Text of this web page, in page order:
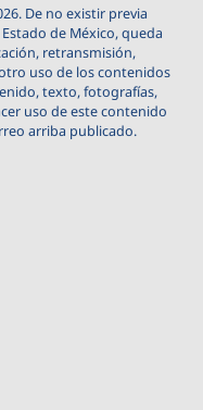
De no existir previa
de México, queda
retransmisión,
uso de los contenidos
texto, fotografías,
uso de este contenido
arriba publicado.